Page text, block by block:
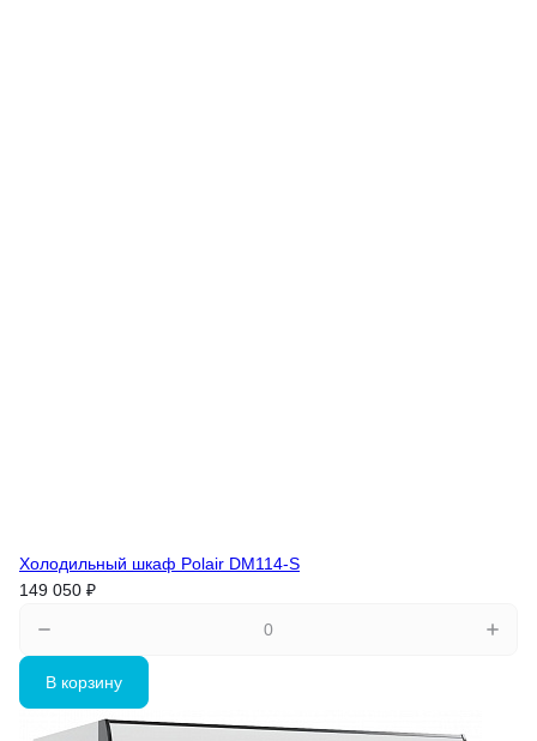
Холодильный шкаф Polair DM114-S
149 050 ₽
В корзину